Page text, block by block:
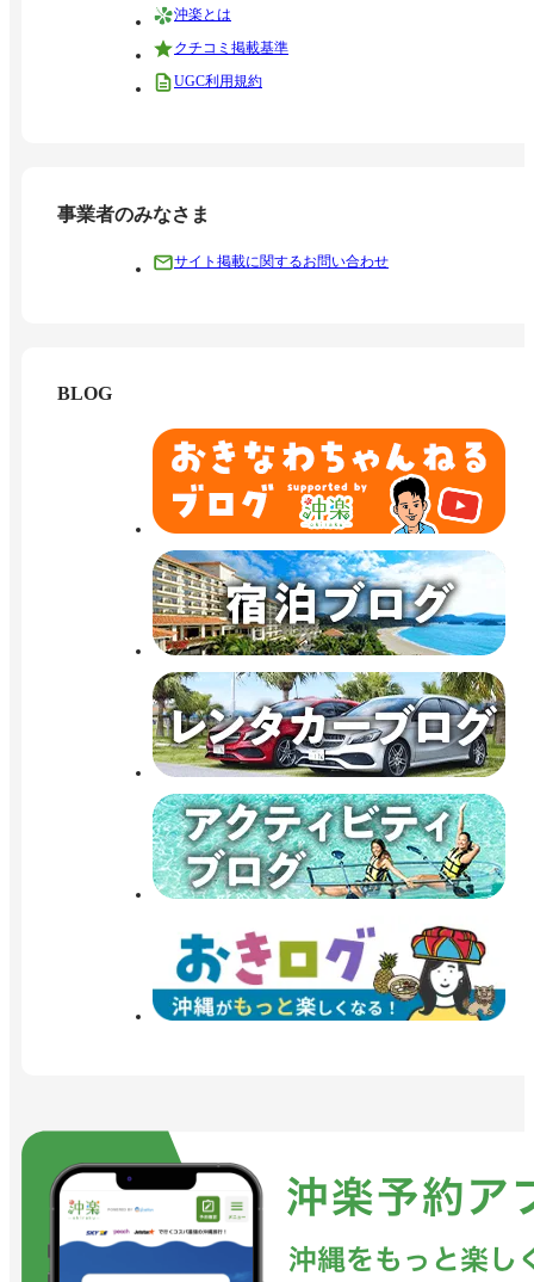
沖楽とは
クチコミ掲載基準
UGC利用規約
事業者のみなさま
サイト掲載に関するお問い合わせ
BLOG